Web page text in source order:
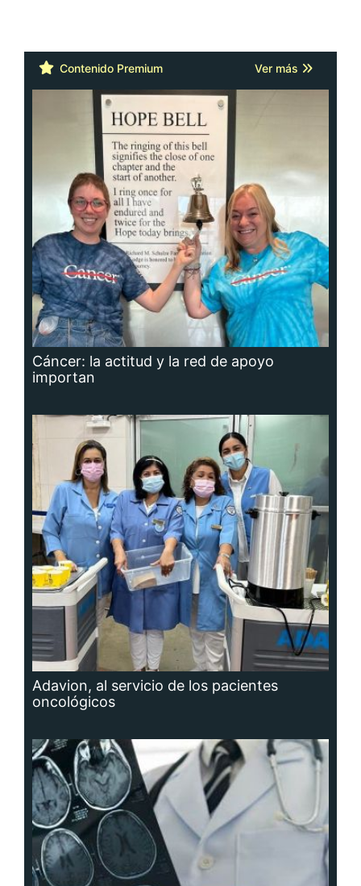
Contenido Premium Ver más
Cáncer: la actitud y la red de apoyo
importan
Adavion, al servicio de los pacientes
oncológicos